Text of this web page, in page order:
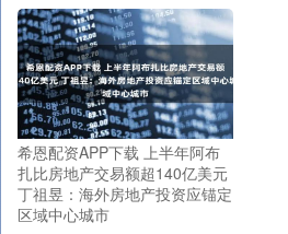
希恩配资APP下载 上半年阿布
扎比房地产交易额超140亿美元
丁祖昱：海外房地产投资应锚定
区域中心城市